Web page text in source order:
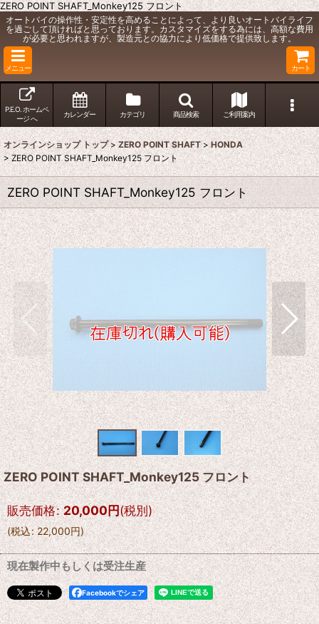
ZERO POINT SHAFT_Monkey125 フロント
オートバイの操作性・安定性を高めることによって、より良いオートバイライフ
を過ごして頂ければと思っております。カスタマイズをする為には、高額な費用
が必要と思われますが、製造元との協力により低価格で提供致します。
メニュー カート
P.E.O. ホームペ
ージ へ
カレンダー カテゴリ 商品検索 ご利用案内
オンラインショップ トップ > ZERO POINT SHAFT > HONDA
> ZERO POINT SHAFT_Monkey125 フロント
ZERO POINT SHAFT_Monkey125 フロント
ZERO POINT SHAFT_Monkey125 フロント
販売価格: 20,000円(税別)
(税込: 22,000円)
現在製作中もしくは受注生産
Facebookでシェア